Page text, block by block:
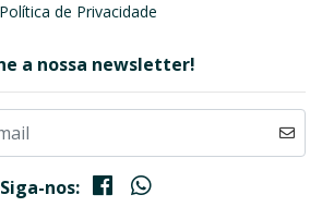
Política de Privacidade
a nossa newsletter!
Siga-nos: